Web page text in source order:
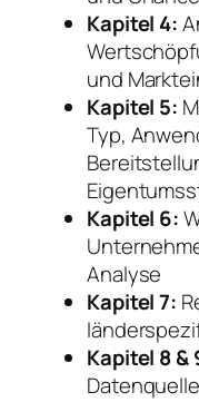
Kapitel 4:
und
Kapitel 5:
Typ,
Kapitel 6:
Analyse
Kapitel 7:
Kapitel 8 &